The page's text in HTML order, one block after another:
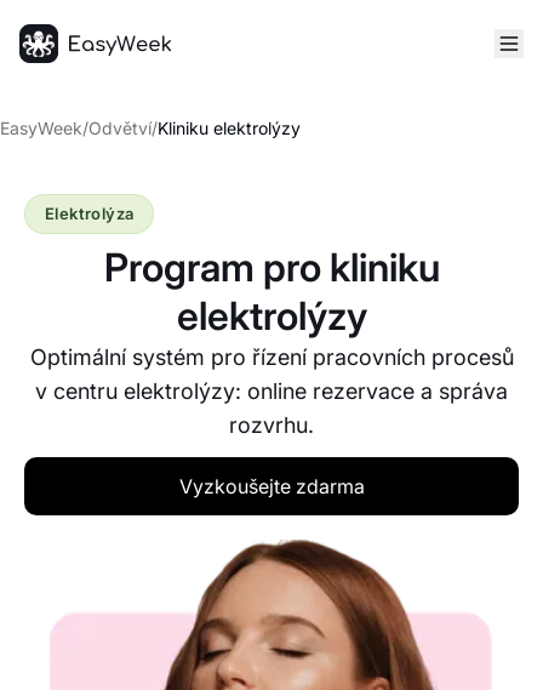
EasyWeek/Odvětví/Kliniku elektrolýzy
Program pro kliniku
elektrolýzy
Optimální systém pro řízení pracovních procesů
v centru elektrolýzy: online rezervace a správa
rozvrhu.
Elektrolýza
Vyzkoušejte zdarma